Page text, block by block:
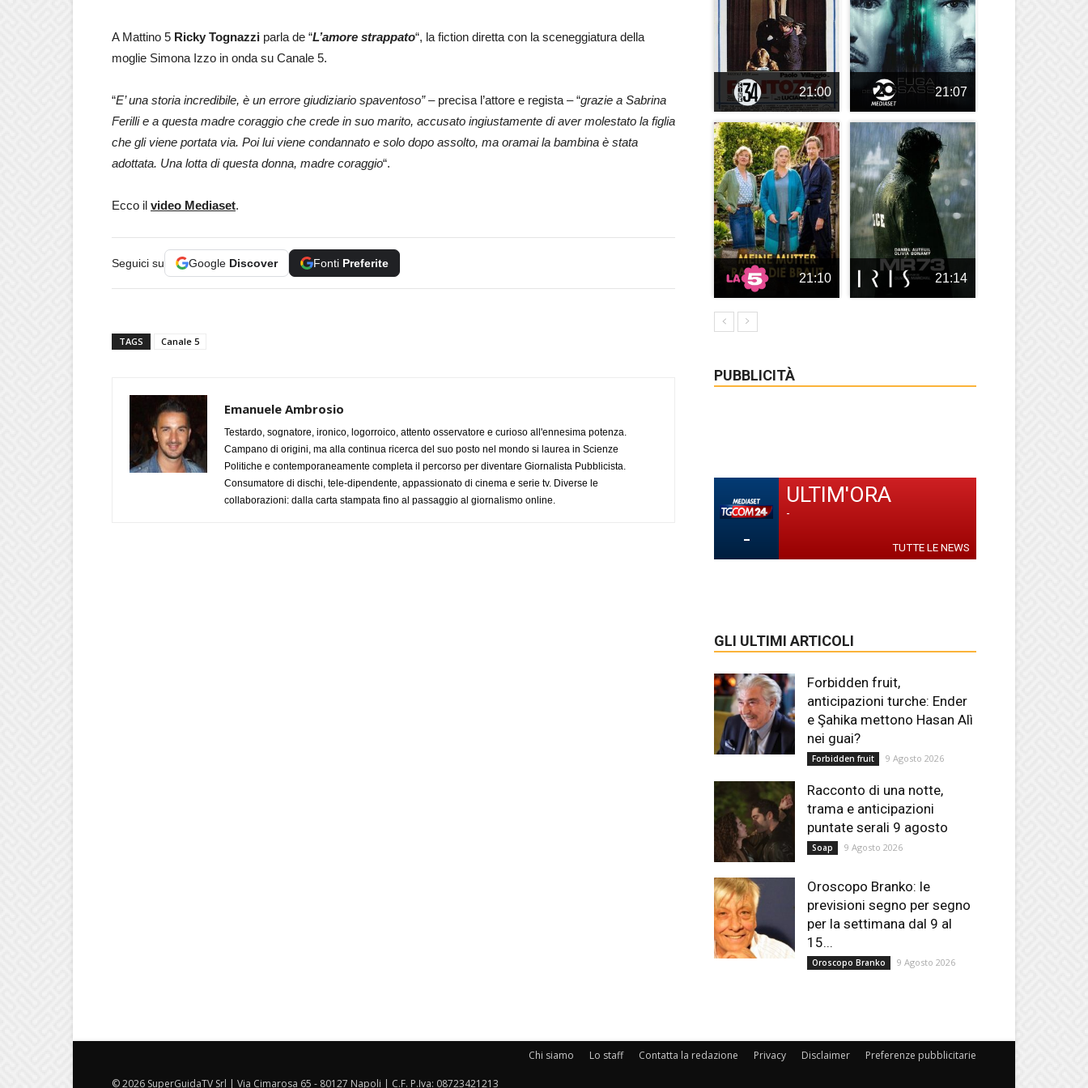
A Mattino 5 Ricky Tognazzi parla de “L’amore strappato“, la fiction diretta con la sceneggiatura della
moglie Simona Izzo in onda su Canale 5.
“E’ una storia incredibile, è un errore giudiziario spaventoso”– precisa l’attore e regista – “grazie a Sabrina
Ferilli e a questa madre coraggio che crede in suo marito, accusato ingiustamente di aver molestato la figlia
che gli viene portata via. Poi lui viene condannato e solo dopo assolto, ma oramai la bambina è stata
adottata. Una lotta di questa donna, madre coraggio“.
Ecco il video Mediaset.
Seguici su Google Discover Fonti Preferite
TAGS Canale 5
Emanuele Ambrosio
Testardo, sognatore, ironico, logorroico, attento osservatore e curioso all'ennesima potenza.
Campano di origini, ma alla continua ricerca del suo posto nel mondo si laurea in Scienze
Politiche e contemporaneamente completa il percorso per diventare Giornalista Pubblicista.
Consumatore di dischi, tele-dipendente, appassionato di cinema e serie tv. Diverse le
collaborazioni: dalla carta stampata fino al passaggio al giornalismo online.
21:00 21:07
21:10 21:14
PUBBLICITÀ
-
ULTIM'ORA
-
TUTTE LE NEWS
GLI ULTIMI ARTICOLI
Forbidden fruit,
anticipazioni turche: Ender
e Şahika mettono Hasan Alì
nei guai?
Forbidden fruit 9 Agosto 2026
Racconto di una notte,
trama e anticipazioni
puntate serali 9 agosto
Soap 9 Agosto 2026
Oroscopo Branko: le
previsioni segno per segno
per la settimana dal 9 al
15...
Oroscopo Branko 9 Agosto 2026
Chi siamo Lo staff Contatta la redazione Privacy Disclaimer Preferenze pubblicitarie
© 2026 SuperGuidaTV Srl | Via Cimarosa 65 - 80127 Napoli | C.F. P.Iva: 08723421213